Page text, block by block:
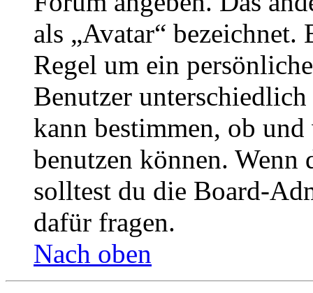
als „Avatar“
Regel um ein
Benutzer
kann bestimmen, ob
benutzen können. Wenn
solltest du die Board-
dafür fragen.
Nach oben